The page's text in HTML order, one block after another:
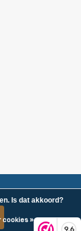
9,6
Is dat akkoord?
cookies »